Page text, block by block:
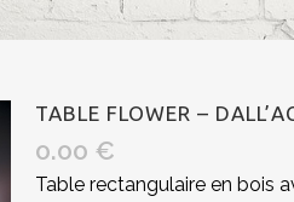
TABLE FLOWER –
0.00 €
Table rectangulaire en bois